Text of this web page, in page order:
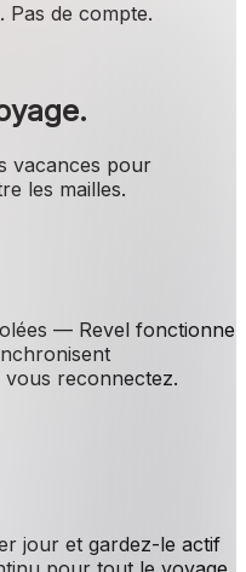
Pas de compte.
vacances pour
les mailles.
— Revel fonctionne
vous reconnectez.
jour et gardez-le actif